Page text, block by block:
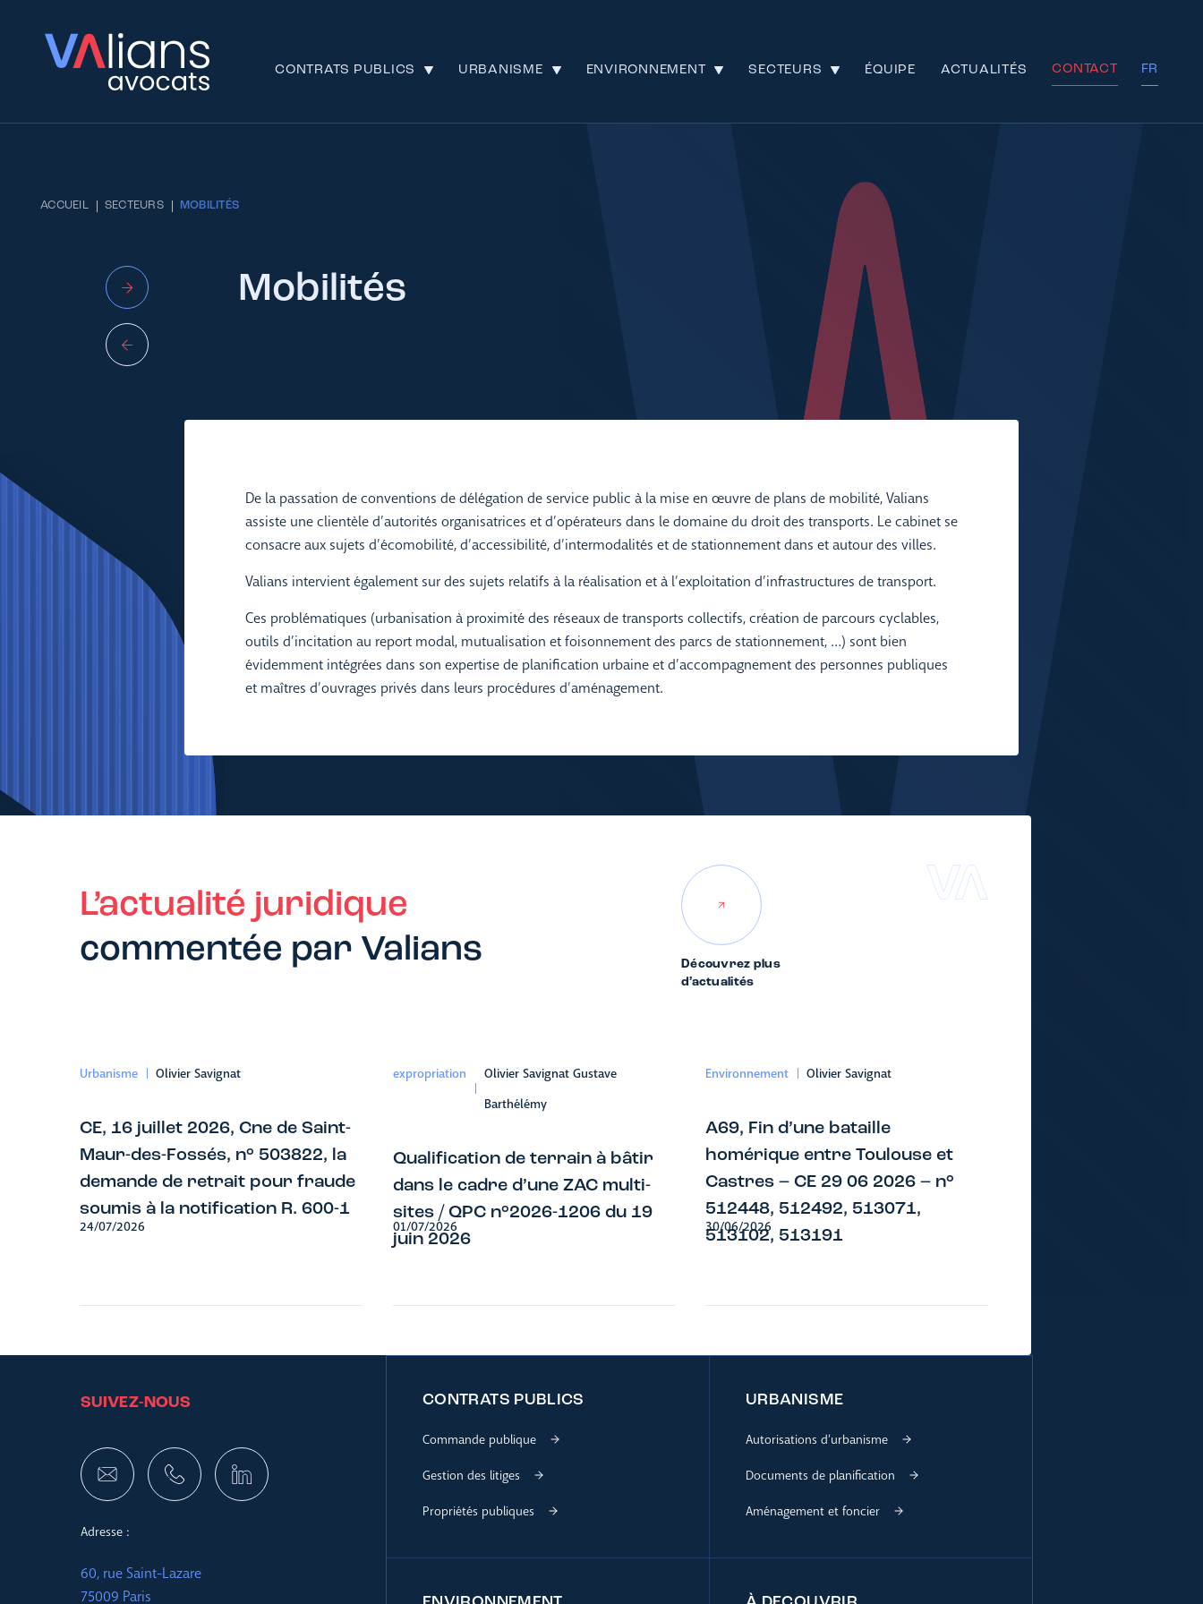
CONTRATS PUBLICS URBANISME ENVIRONNEMENT SECTEURS ÉQUIPE ACTUALITÉS CONTACT FR
ACCUEIL SECTEURS MOBILITÉS
Mobilités
De la passation de conventions de délégation de service public à la mise en œuvre de plans de mobilité, Valians
assiste une clientèle d’autorités organisatrices et d’opérateurs dans le domaine du droit des transports. Le cabinet se
consacre aux sujets d’écomobilité, d’accessibilité, d’intermodalités et de stationnement dans et autour des villes.
Valians intervient également sur des sujets relatifs à la réalisation et à l’exploitation d’infrastructures de transport.
Ces problématiques (urbanisation à proximité des réseaux de transports collectifs, création de parcours cyclables,
outils d’incitation au report modal, mutualisation et foisonnement des parcs de stationnement, …) sont bien
évidemment intégrées dans son expertise de planification urbaine et d’accompagnement des personnes publiques
et maîtres d’ouvrages privés dans leurs procédures d’aménagement.
L’actualité juridique
commentée par Valians
Découvrez plus
d’actualités
Urbanisme Olivier Savignat
CE, 16 juillet 2026, Cne de Saint-
Maur-des-Fossés, n° 503822, la
demande de retrait pour fraude
soumis à la notification R. 600-1
24/07/2026
expropriation
Olivier Savignat Gustave
Barthélémy
Qualification de terrain à bâtir
dans le cadre d’une ZAC multi-
sites / QPC n°2026-1206 du 19
juin 2026
01/07/2026
Environnement Olivier Savignat
A69, Fin d’une bataille
homérique entre Toulouse et
Castres – CE 29 06 2026 – n°
512448, 512492, 513071,
513102, 513191
30/06/2026
SUIVEZ-NOUS
Adresse :
60, rue Saint-Lazare
75009 Paris
CONTRATS PUBLICS
Commande publique
Gestion des litiges
Propriétés publiques
URBANISME
Autorisations d’urbanisme
Documents de planification
Aménagement et foncier